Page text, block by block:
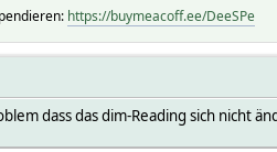
https://buymeacoff.ee/DeeSPe
dass das dim-Reading sich nicht